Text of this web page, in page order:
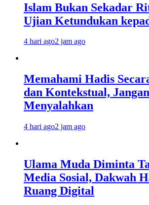
Islam Bukan Sekadar
Ujian Ketundukan
4 hari ago2 jam ago
Memahami Hadis
dan Kontekstual,
Menyalahkan
4 hari ago2 jam ago
Ulama Muda Diminta
Media Sosial, Dakwah
Ruang Digital